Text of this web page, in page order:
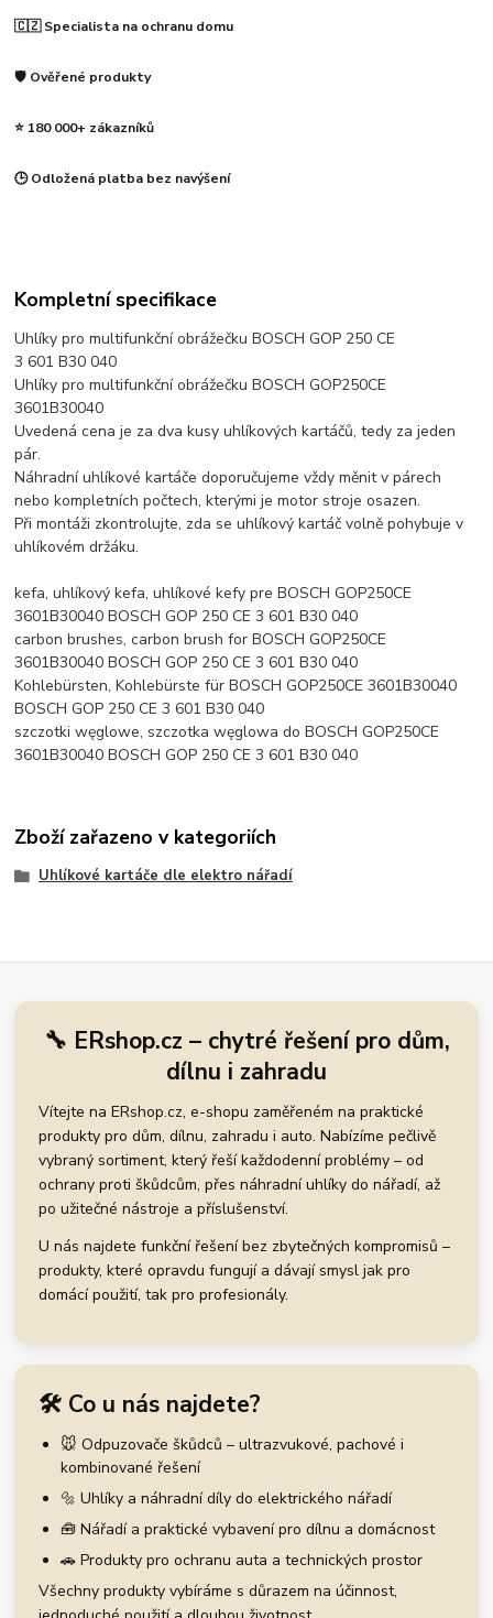
🇨🇿 Specialista na ochranu domu
🛡️ Ověřené produkty
⭐ 180 000+ zákazníků
🕒 Odložená platba bez navýšení
Kompletní specifikace
Uhlíky pro multifunkční obrážečku BOSCH GOP 250 CE
3 601 B30 040
Uhlíky pro multifunkční obrážečku BOSCH GOP250CE
3601B30040
Uvedená cena je za dva kusy uhlíkových kartáčů, tedy za jeden
pár.
Náhradní uhlíkové kartáče doporučujeme vždy měnit v párech
nebo kompletních počtech, kterými je motor stroje osazen.
Při montáži zkontrolujte, zda se uhlíkový kartáč volně pohybuje v
uhlíkovém držáku.
kefa, uhlíkový kefa, uhlíkové kefy pre BOSCH GOP250CE
3601B30040 BOSCH GOP 250 CE 3 601 B30 040
carbon brushes, carbon brush for BOSCH GOP250CE
3601B30040 BOSCH GOP 250 CE 3 601 B30 040
Kohlebürsten, Kohlebürste für BOSCH GOP250CE 3601B30040
BOSCH GOP 250 CE 3 601 B30 040
szczotki węglowe, szczotka węglowa do BOSCH GOP250CE
3601B30040 BOSCH GOP 250 CE 3 601 B30 040
Zboží zařazeno v kategoriích
Uhlíkové kartáče dle elektro nářadí
🔧 ERshop.cz – chytré řešení pro dům,
dílnu i zahradu
Vítejte na ERshop.cz, e-shopu zaměřeném na praktické
produkty pro dům, dílnu, zahradu i auto. Nabízíme pečlivě
vybraný sortiment, který řeší každodenní problémy – od
ochrany proti škůdcům, přes náhradní uhlíky do nářadí, až
po užitečné nástroje a příslušenství.
U nás najdete funkční řešení bez zbytečných kompromisů –
produkty, které opravdu fungují a dávají smysl jak pro
domácí použití, tak pro profesionály.
🛠️ Co u nás najdete?
🐭 Odpuzovače škůdců – ultrazvukové, pachové i
kombinované řešení
🔩 Uhlíky a náhradní díly do elektrického nářadí
🧰 Nářadí a praktické vybavení pro dílnu a domácnost
🚗 Produkty pro ochranu auta a technických prostor
Všechny produkty vybíráme s důrazem na účinnost,